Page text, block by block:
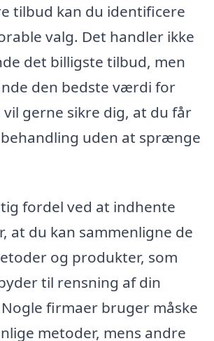
tilbud kan du identificere
valg. Det handler ikke
det billigste tilbud, men
den bedste værdi for
vil gerne sikre dig, at du får
uden at sprænge
fordel ved at indhente
at du kan sammenligne de
og produkter, som
til rensning af din
firmaer bruger måske
metoder, mens andre